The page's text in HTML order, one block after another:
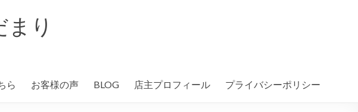
り
ら お客様の声 BLOG 店主プロフィール プライバシーポリシー